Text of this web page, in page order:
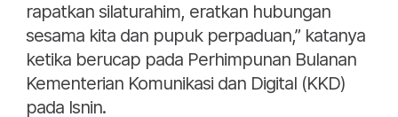
rapatkan silaturahim, eratkan hubungan
sesama kita dan pupuk perpaduan,” katanya
ketika berucap pada Perhimpunan Bulanan
Kementerian Komunikasi dan Digital (KKD)
pada Isnin.